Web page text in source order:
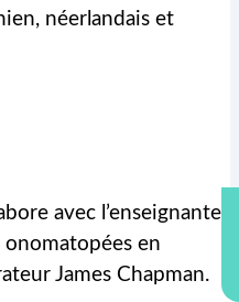
néerlandais et
avec l’enseignante
en
James Chapman.